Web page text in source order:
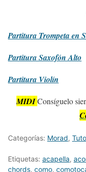
Partitura Trompeta en
PartituraSaxofón Alto
Partitura Violín
MIDI Consíguelo
Categorías: Morad,
Etiquetas: acapella,
chords, como,